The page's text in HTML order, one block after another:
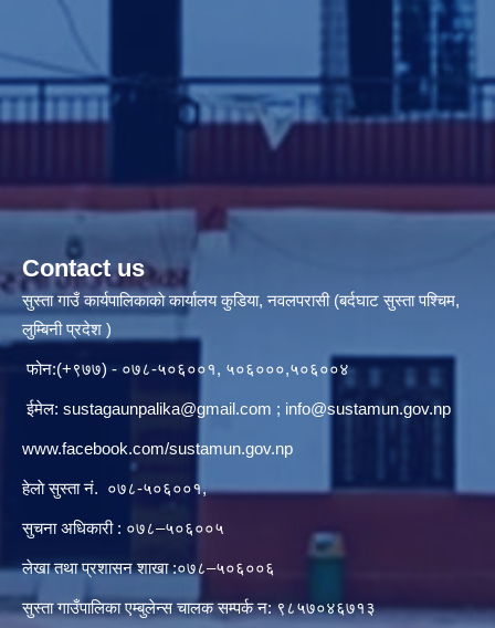
Contact us
सुस्ता गाउँ कार्यपालिकाकाे कार्यालय कुडिया, नवलपरासी (बर्दघाट सुस्ता पश्चिम,
लुम्बिनी प्रदेश )
फोन:(+९७७) - ०७८-५०६००१, ५०६०००,५०६००४
ईमेल: sustagaunpalika@gmail.com ; info@sustamun.gov.np
www.facebook.com/sustamun.gov.np
हेलाे सुस्ता नं. ०७८-५०६००१,
सुचना अधिकारी : ०७८–५०६००५
लेखा तथा प्रशासन शाखा :०७८–५०६००६
सुस्ता गाउँपालिका एम्बुलेन्स चालक सम्पर्क न‌‍: ९८५७०४६७१३